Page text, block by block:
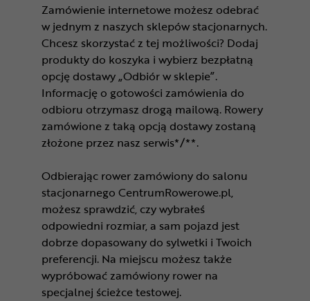
Zamówienie internetowe możesz odebrać
w jednym z naszych sklepów stacjonarnych.
Chcesz skorzystać z tej możliwości? Dodaj
produkty do koszyka i wybierz bezpłatną
opcję dostawy „Odbiór w sklepie”.
Informację o gotowości zamówienia do
odbioru otrzymasz drogą mailową. Rowery
zamówione z taką opcją dostawy zostaną
złożone przez nasz serwis*/**.
Odbierając rower zamówiony do salonu
stacjonarnego CentrumRowerowe.pl,
możesz sprawdzić, czy wybrałeś
odpowiedni rozmiar, a sam pojazd jest
dobrze dopasowany do sylwetki i Twoich
preferencji. Na miejscu możesz także
wypróbować zamówiony rower na
specjalnej ścieżce testowej.